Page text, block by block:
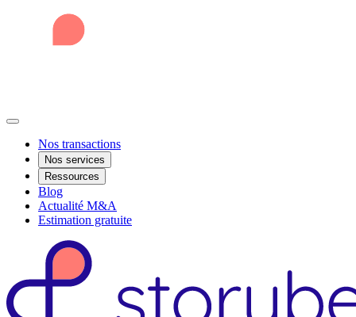
Nos transactions
Nos services
Ressources
Blog
Actualité M&A
Estimation gratuite